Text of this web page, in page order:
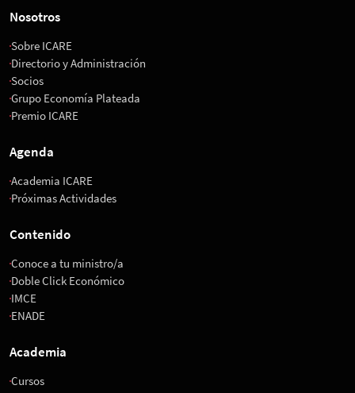
Nosotros
Sobre ICARE
Directorio y Administración
Socios
Grupo Economía Plateada
Premio ICARE
Agenda
Academia ICARE
Próximas Actividades
Contenido
Conoce a tu ministro/a
Doble Click Económico
IMCE
ENADE
Academia
Cursos